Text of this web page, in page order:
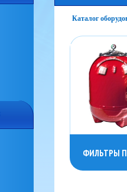
ФИЛЬТРЫ
Каталог